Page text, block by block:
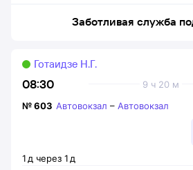
Заботливая служба
08:30 9 ч 20 м
Готаидзе Н.Г.
1 д через 1 д
№603 Автовокзал – Автовокзал